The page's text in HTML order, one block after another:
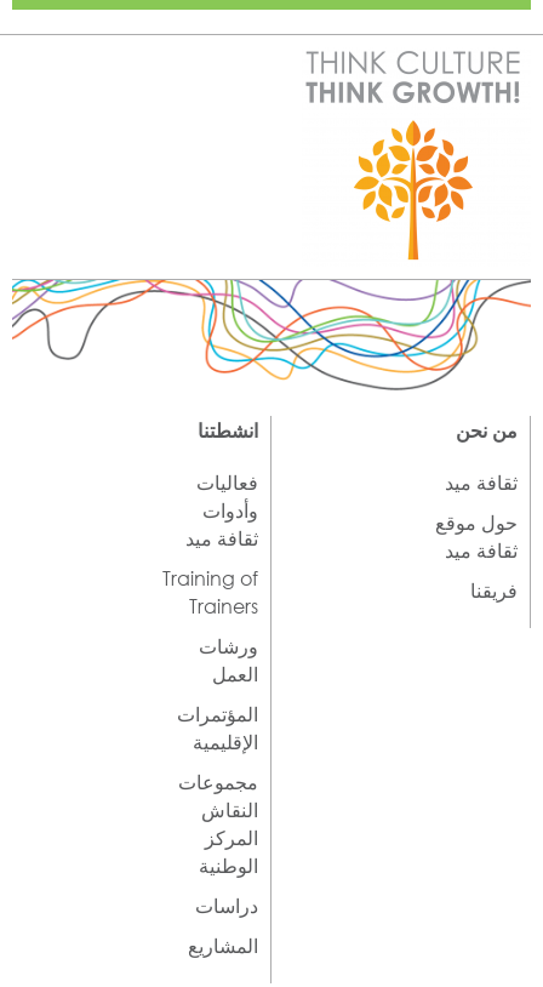
من نحن
ثقافة ميد
حول موقع
ثقافة ميد
فريقنا
انشطتنا
فعاليات
وأدوات
ثقافة ميد
Training of
Trainers
ورشات
العمل
المؤتمرات
الإقليمية
مجموعات
النقاش
المركز
الوطنية
دراسات
المشاريع